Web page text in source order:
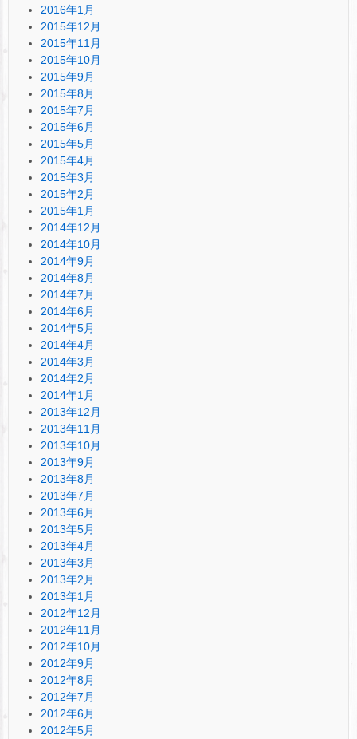
2016年1月
2015年12月
2015年11月
2015年10月
2015年9月
2015年8月
2015年7月
2015年6月
2015年5月
2015年4月
2015年3月
2015年2月
2015年1月
2014年12月
2014年10月
2014年9月
2014年8月
2014年7月
2014年6月
2014年5月
2014年4月
2014年3月
2014年2月
2014年1月
2013年12月
2013年11月
2013年10月
2013年9月
2013年8月
2013年7月
2013年6月
2013年5月
2013年4月
2013年3月
2013年2月
2013年1月
2012年12月
2012年11月
2012年10月
2012年9月
2012年8月
2012年7月
2012年6月
2012年5月